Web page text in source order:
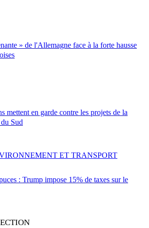
» de l'Allemagne face à la forte hausse
mettent en garde contre les projets de la
Sud
: Trump impose 15% de taxes sur le
ET TRANSPORT